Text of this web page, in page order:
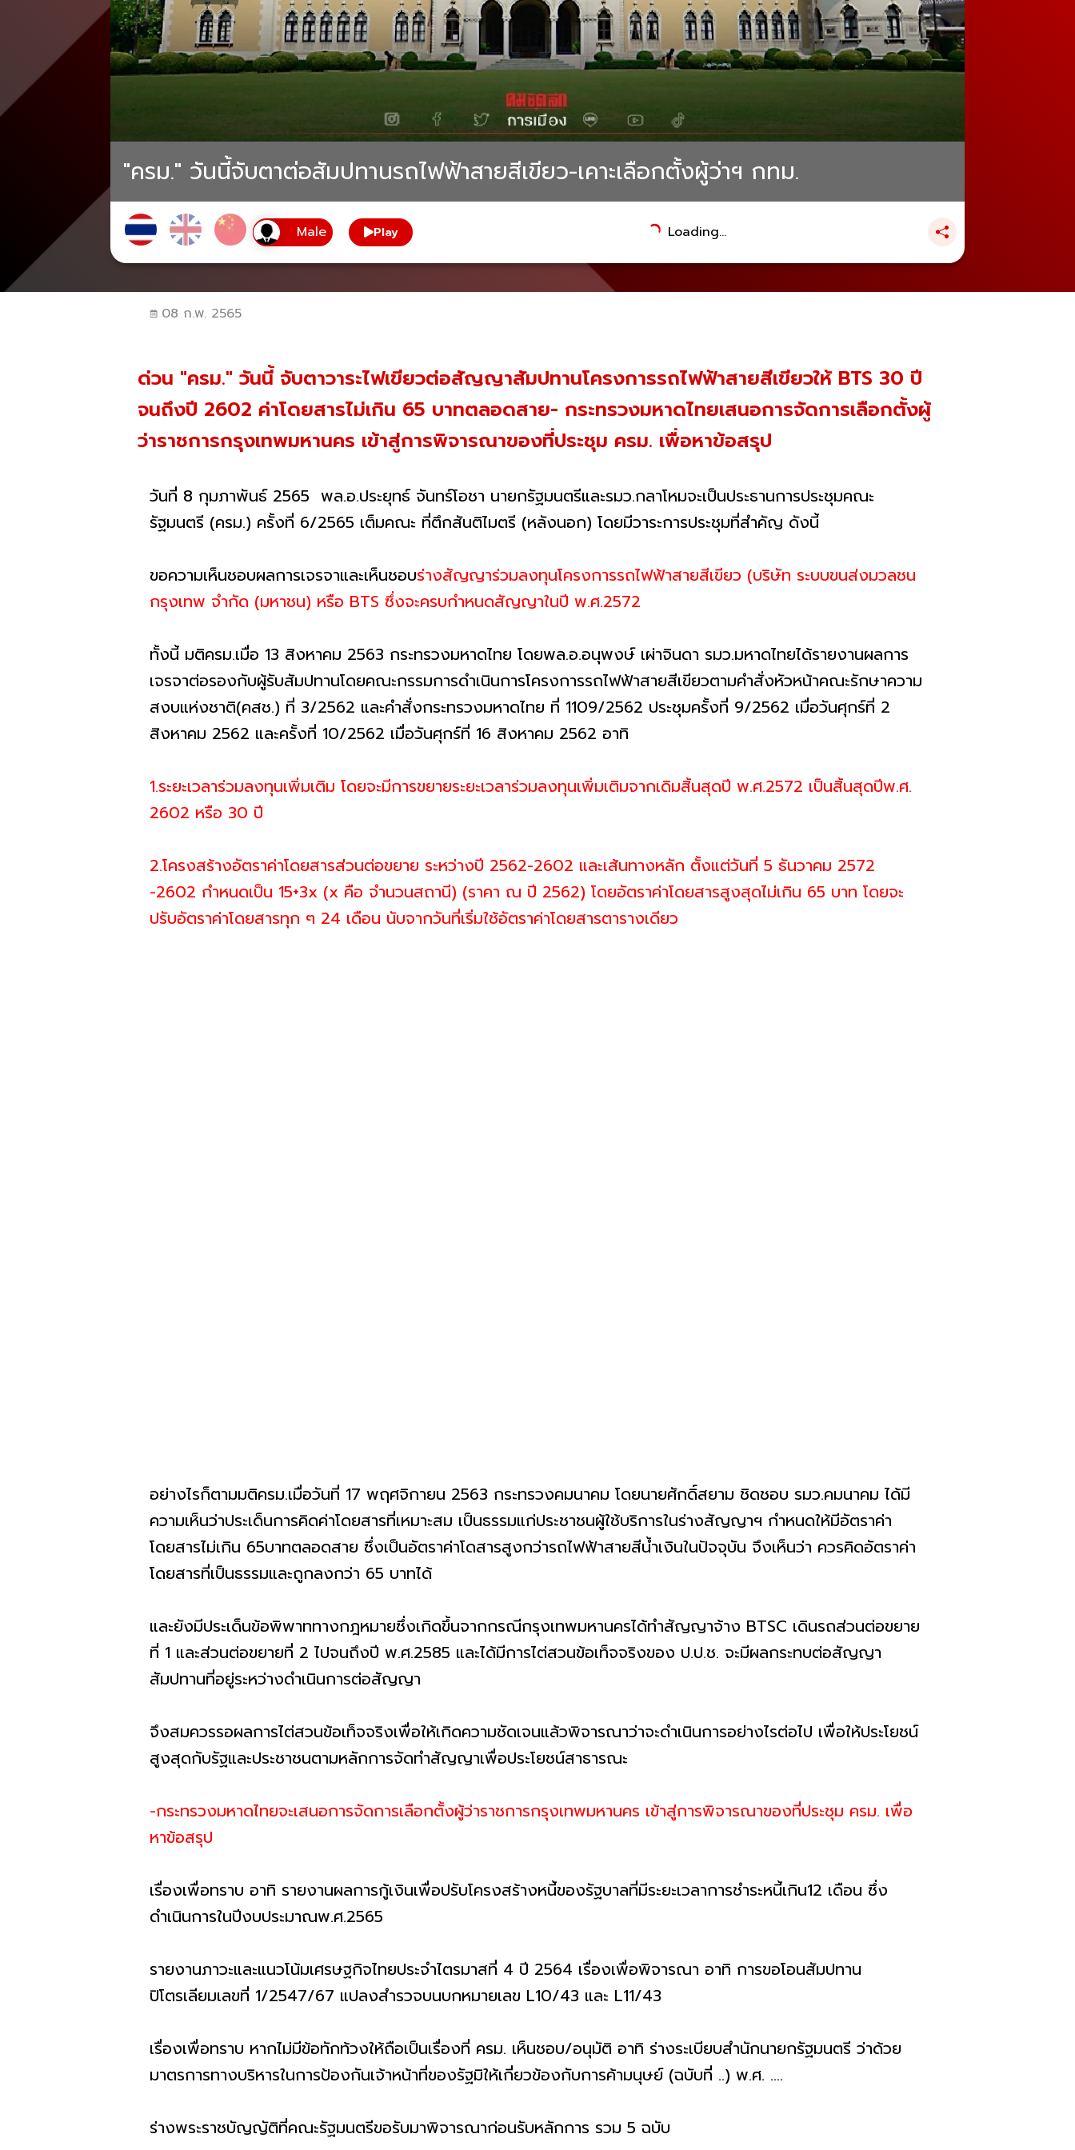
"ครม." วันนี้จับตาต่อสัมปทานรถไฟฟ้าสายสีเขียว-เคาะเลือกตั้งผู้ว่าฯ กทม.
Play Loading...
08 ก.พ. 2565
ด่วน "ครม." วันนี้ จับตาวาระไฟเขียวต่อสัญญาสัมปทานโครงการรถไฟฟ้าสายสีเขียวให้ BTS 30 ปี
จนถึงปี 2602 ค่าโดยสารไม่เกิน 65 บาทตลอดสาย- กระทรวงมหาดไทยเสนอการจัดการเลือกตั้งผู้
ว่าราชการกรุงเทพมหานคร เข้าสู่การพิจารณาของที่ประชุม ครม. เพื่อหาข้อสรุป
วันที่ 8 กุมภาพันธ์ 2565 พล.อ.ประยุทธ์ จันทร์โอชา นายกรัฐมนตรีและรมว.กลาโหมจะเป็นประธานการประชุมคณะ
รัฐมนตรี (ครม.) ครั้งที่ 6/2565 เต็มคณะ ที่ตึกสันติไมตรี (หลังนอก) โดยมีวาระการประชุมที่สำคัญ ดังนี้
ขอความเห็นชอบผลการเจรจาและเห็นชอบร่างสัญญาร่วมลงทุนโครงการรถไฟฟ้าสายสีเขียว (บริษัท ระบบขนส่งมวลชน
กรุงเทพ จำกัด (มหาชน) หรือ BTS ซึ่งจะครบกำหนดสัญญาในปี พ.ศ.2572
ทั้งนี้ มติครม.เมื่อ 13 สิงหาคม 2563 กระทรวงมหาดไทย โดยพล.อ.อนุพงษ์ เผ่าจินดา รมว.มหาดไทยได้รายงานผลการ
เจรจาต่อรองกับผู้รับสัมปทานโดยคณะกรรมการดำเนินการโครงการรถไฟฟ้าสายสีเขียวตามคำสั่งหัวหน้าคณะรักษาความ
สงบแห่งชาติ(คสช.) ที่ 3/2562 และคำสั่งกระทรวงมหาดไทย ที่ 1109/2562 ประชุมครั้งที่ 9/2562 เมื่อวันศุกร์ที่ 2
สิงหาคม 2562 และครั้งที่ 10/2562 เมื่อวันศุกร์ที่ 16 สิงหาคม 2562 อาทิ
1.ระยะเวลาร่วมลงทุนเพิ่มเติม โดยจะมีการขยายระยะเวลาร่วมลงทุนเพิ่มเติมจากเดิมสิ้นสุดปี พ.ศ.2572 เป็นสิ้นสุดปีพ.ศ.
2602 หรือ 30 ปี
2.โครงสร้างอัตราค่าโดยสารส่วนต่อขยาย ระหว่างปี 2562-2602 และเส้นทางหลัก ตั้งแต่วันที่ 5 ธันวาคม 2572
-2602 กำหนดเป็น 15+3x (x คือ จำนวนสถานี) (ราคา ณ ปี 2562) โดยอัตราค่าโดยสารสูงสุดไม่เกิน 65 บาท โดยจะ
ปรับอัตราค่าโดยสารทุก ๆ 24 เดือน นับจากวันที่เริ่มใช้อัตราค่าโดยสารตารางเดียว
อย่างไรก็ตามมติครม.เมื่อวันที่ 17 พฤศจิกายน 2563 กระทรวงคมนาคม โดยนายศักดิ์สยาม ชิดชอบ รมว.คมนาคม ได้มี
ความเห็นว่าประเด็นการคิดค่าโดยสารที่เหมาะสม เป็นธรรมแก่ประชาชนผู้ใช้บริการในร่างสัญญาฯ กำหนดให้มีอัตราค่า
โดยสารไม่เกิน 65บาทตลอดสาย ซึ่งเป็นอัตราค่าโดสารสูงกว่ารถไฟฟ้าสายสีน้ำเงินในปัจจุบัน จึงเห็นว่า ควรคิดอัตราค่า
โดยสารที่เป็นธรรมและถูกลงกว่า 65 บาทได้
และยังมีประเด็นข้อพิพาททางกฎหมายซึ่งเกิดขึ้นจากกรณีกรุงเทพมหานครได้ทำสัญญาจ้าง BTSC เดินรถส่วนต่อขยาย
ที่ 1 และส่วนต่อขยายที่ 2 ไปจนถึงปี พ.ศ.2585 และได้มีการไต่สวนข้อเท็จจริงของ ป.ป.ช. จะมีผลกระทบต่อสัญญา
สัมปทานที่อยู่ระหว่างดำเนินการต่อสัญญา
จึงสมควรรอผลการไต่สวนข้อเท็จจริงเพื่อให้เกิดความชัดเจนแล้วพิจารณาว่าจะดำเนินการอย่างไรต่อไป เพื่อให้ประโยชน์
สูงสุดกับรัฐและประชาชนตามหลักการจัดทำสัญญาเพื่อประโยชน์สาธารณะ
-กระทรวงมหาดไทยจะเสนอการจัดการเลือกตั้งผู้ว่าราชการกรุงเทพมหานคร เข้าสู่การพิจารณาของที่ประชุม ครม. เพื่อ
หาข้อสรุป
เรื่องเพื่อทราบ อาทิ รายงานผลการกู้เงินเพื่อปรับโครงสร้างหนี้ของรัฐบาลที่มีระยะเวลาการชำระหนี้เกิน12 เดือน ซึ่ง
ดำเนินการในปีงบประมาณพ.ศ.2565
รายงานภาวะและแนวโน้มเศรษฐกิจไทยประจำไตรมาสที่ 4 ปี 2564 เรื่องเพื่อพิจารณา อาทิ การขอโอนสัมปทาน
ปิโตรเลียมเลขที่ 1/2547/67 แปลงสำรวจบนบกหมายเลข L10/43 และ L11/43
เรื่องเพื่อทราบ หากไม่มีข้อทักท้วงให้ถือเป็นเรื่องที่ ครม. เห็นชอบ/อนุมัติ อาทิ ร่างระเบียบสํานักนายกรัฐมนตรี ว่าด้วย
มาตรการทางบริหารในการป้องกันเจ้าหน้าที่ของรัฐมิให้เกี่ยวข้องกับการค้ามนุษย์ (ฉบับที่ ..) พ.ศ. ….
ร่างพระราชบัญญัติที่คณะรัฐมนตรีขอรับมาพิจารณาก่อนรับหลักการ รวม 5 ฉบับ